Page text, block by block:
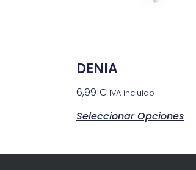
DENIA
6,99 € IVA incluido
Seleccionar Opciones